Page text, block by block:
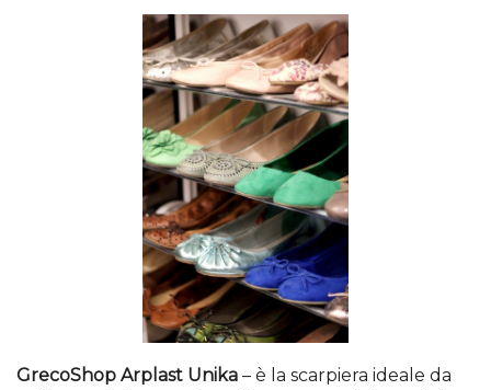
GrecoShop Arplast Unika – è la scarpiera ideale da